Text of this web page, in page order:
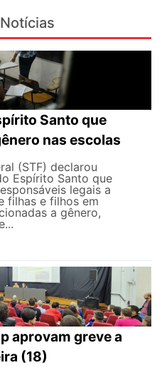
Santo que
nas escolas
(STF) declarou
Espírito Santo que
legais ​​a
filhas e filhos em
a gênero,
aprovam greve a
(18)